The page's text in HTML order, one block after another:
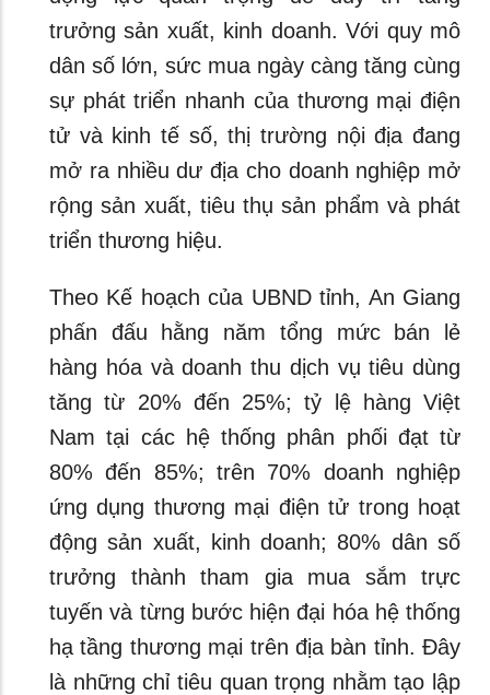
trưởng sản xuất, kinh doanh. Với quy mô
dân số lớn, sức mua ngày càng tăng cùng
sự phát triển nhanh của thương mại điện
tử và kinh tế số, thị trường nội địa đang
mở ra nhiều dư địa cho doanh nghiệp mở
rộng sản xuất, tiêu thụ sản phẩm và phát
triển thương hiệu.
Theo Kế hoạch của UBND tỉnh, An Giang
phấn đấu hằng năm tổng mức bán lẻ
hàng hóa và doanh thu dịch vụ tiêu dùng
tăng từ 20% đến 25%; tỷ lệ hàng Việt
Nam tại các hệ thống phân phối đạt từ
80% đến 85%; trên 70% doanh nghiệp
ứng dụng thương mại điện tử trong hoạt
động sản xuất, kinh doanh; 80% dân số
trưởng thành tham gia mua sắm trực
tuyến và từng bước hiện đại hóa hệ thống
hạ tầng thương mại trên địa bàn tỉnh. Đây
là những chỉ tiêu quan trọng nhằm tạo lập